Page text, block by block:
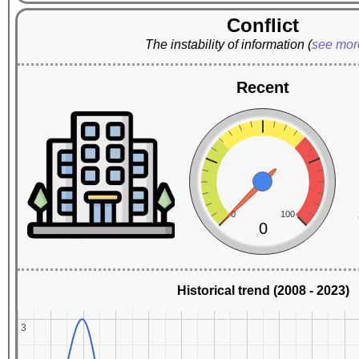
Conflict
The instability of information (see
Recent
0 100
0
Historical trend (2008 - 2023)
3
3